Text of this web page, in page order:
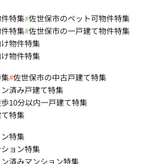
特集#佐世保市のペット可物件特集
特集#佐世保市の一戸建て物件特集
物件特集
物件特集
#佐世保市の中古戸建て特集
済み戸建て特集
10分以内一戸建て特集
特集
特集
ョン特集
済みマンション特集